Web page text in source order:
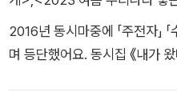
2016년 동시마중에 「주전자」 「
며 등단했어요. 동시집 《내가